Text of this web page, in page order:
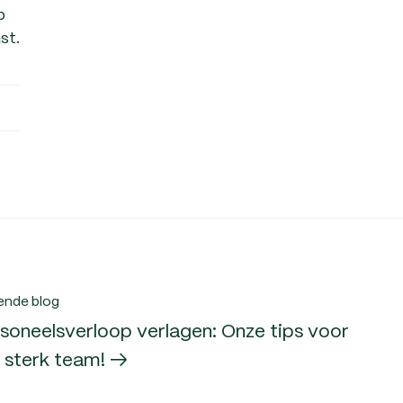
blog
verlagen: Onze tips voor
sterk team! →